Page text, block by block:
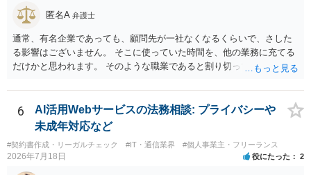
す。したがって、著しく不誠実な対応、放置、あるいは誤った不当な
回答を繰り返したような場合には、弁護士法上の誠実義務違反や品位
保持違反（弁護士法56条1項）として、弁護士会の懲戒対象となり得る
との理解でよいと考えます。 新たな法律事務所を探す手段について
は、このウェブサイトで探す方法のほか、弁護士会や法律事務所に直
匿名A 弁護士
通常、有名企業であっても、顧問先が一社なくなるくらいで、さした
る影響はございません。 そこに使っていた時間を、他の業務に充てる
だけかと思われます。 そのような職業であると割り切ってご相談され
相談者様のご意見が反映されることを、お祈りしております。
6
AI活用Webサービスの法務相談: プライバシーや
未成年対応など
#契約書作成・リーガルチェック #IT・通信業界 #個人事業主・フリーランス
2026年7月18日 役にたった 2